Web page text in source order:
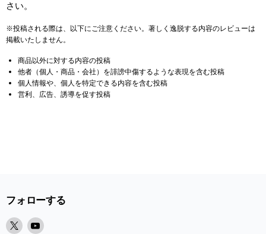
さい。
※投稿される際は、以下にご注意ください。著しく逸脱する内容のレビューは
掲載いたしません。
商品以外に対する内容の投稿
他者（個人・商品・会社）を誹謗中傷するような表現を含む投稿
個人情報や、個人を特定できる内容を含む投稿
営利、広告、誘導を促す投稿
フォローする
X
Youtube